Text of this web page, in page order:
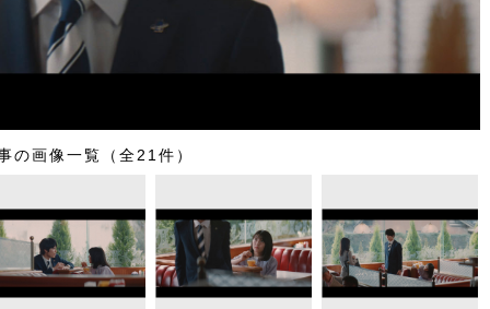
の画像一覧（全21件）